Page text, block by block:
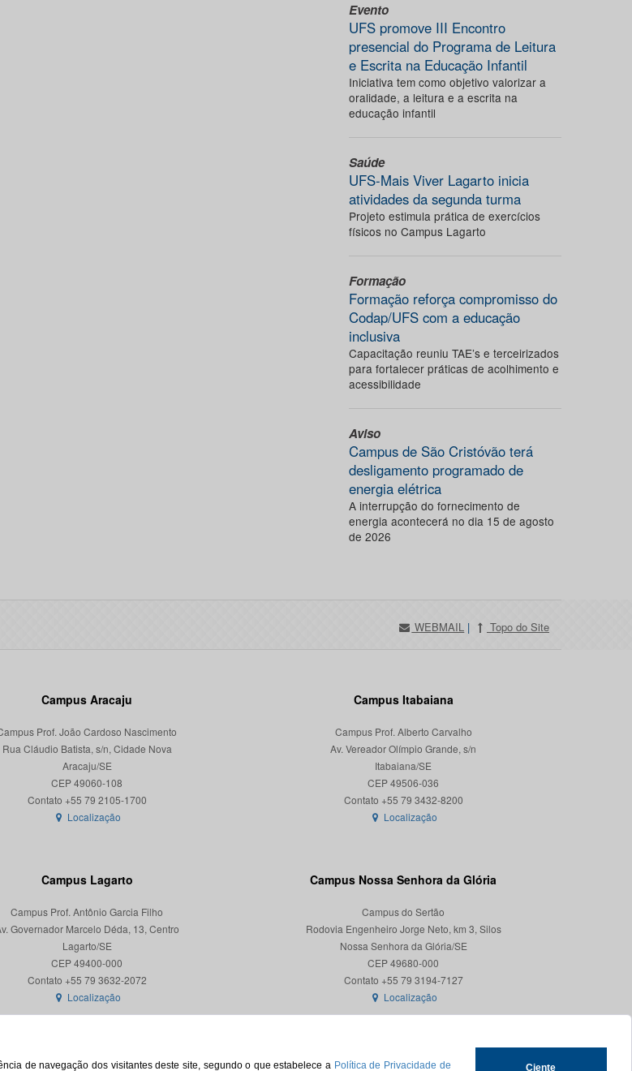
de navegação dos visitantes deste site, segundo o que estabelece a Política de Privacidade de Ciente
Evento
UFS promove III Encontro
presencial do Programa de Leitura
e Escrita na Educação Infantil
Iniciativa tem como objetivo valorizar a
oralidade, a leitura e a escrita na
educação infantil
Saúde
UFS-Mais Viver Lagarto inicia
atividades da segunda turma
Projeto estimula prática de exercícios
físicos no Campus Lagarto
Formação
Formação reforça compromisso do
Codap/UFS com a educação
inclusiva
Capacitação reuniu TAE’s e terceirizados
para fortalecer práticas de acolhimento e
acessibilidade
Aviso
Campus de São Cristóvão terá
desligamento programado de
energia elétrica
A interrupção do fornecimento de
energia acontecerá no dia 15 de agosto
de 2026
WEBMAIL | Topo do Site
Campus Aracaju
Prof. João Cardoso Nascimento
Rua Cláudio Batista, s/n, Cidade Nova
Aracaju/SE
CEP 49060-108
Localização
Campus Itabaiana
Campus Prof. Alberto Carvalho
Av. Vereador Olímpio Grande, s/n
Itabaiana/SE
CEP 49506-036
Localização
Campus Lagarto
Campus Prof. Antônio Garcia Filho
Governador Marcelo Déda, 13, Centro
Lagarto/SE
CEP 49400-000
Localização
Campus Nossa Senhora da Glória
Campus do Sertão
Rodovia Engenheiro Jorge Neto, km 3, Silos
Nossa Senhora da Glória/SE
CEP 49680-000
Contato +55 79 3194-7127
Localização